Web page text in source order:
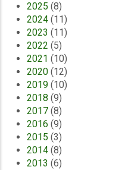
2025 (8)
2024 (11)
2023 (11)
2022 (5)
2021 (10)
2020 (12)
2019 (10)
2018 (9)
2017 (8)
2016 (9)
2015 (3)
2014 (8)
2013 (6)